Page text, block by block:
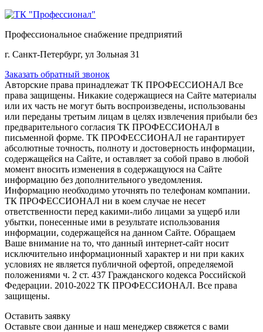
Профессиональное снабжение предприятий
г. Санкт-Петербург, ул Зольная 31
Заказать обратный звонок
Авторские права принадлежат ТК ПРОФЕССИОНАЛ Все
права защищены. Никакие содержащиеся на Сайте материалы
или их часть не могут быть воспроизведены, использованы
или переданы третьим лицам в целях извлечения прибыли без
предварительного согласия ТК ПРОФЕССИОНАЛ в
письменной форме. ТК ПРОФЕССИОНАЛ не гарантирует
абсолютные точность, полноту и достоверность информации,
содержащейся на Сайте, и оставляет за собой право в любой
момент вносить изменения в содержащуюся на Сайте
информацию без дополнительного уведомления.
Информацию необходимо уточнять по телефонам компании.
ТК ПРОФЕССИОНАЛ ни в коем случае не несет
ответственности перед какими-либо лицами за ущерб или
убытки, понесенные ими в результате использования
информации, содержащейся на данном Сайте. Обращаем
Ваше внимание на то, что данный интернет-сайт носит
исключительно информационный характер и ни при каких
условиях не является публичной офертой, определяемой
положениями ч. 2 ст. 437 Гражданского кодекса Российской
Федерации. 2010-2022 ТК ПРОФЕССИОНАЛ. Все права
защищены.
Оставить заявку
Оставьте свои данные и наш менеджер свяжется с вами